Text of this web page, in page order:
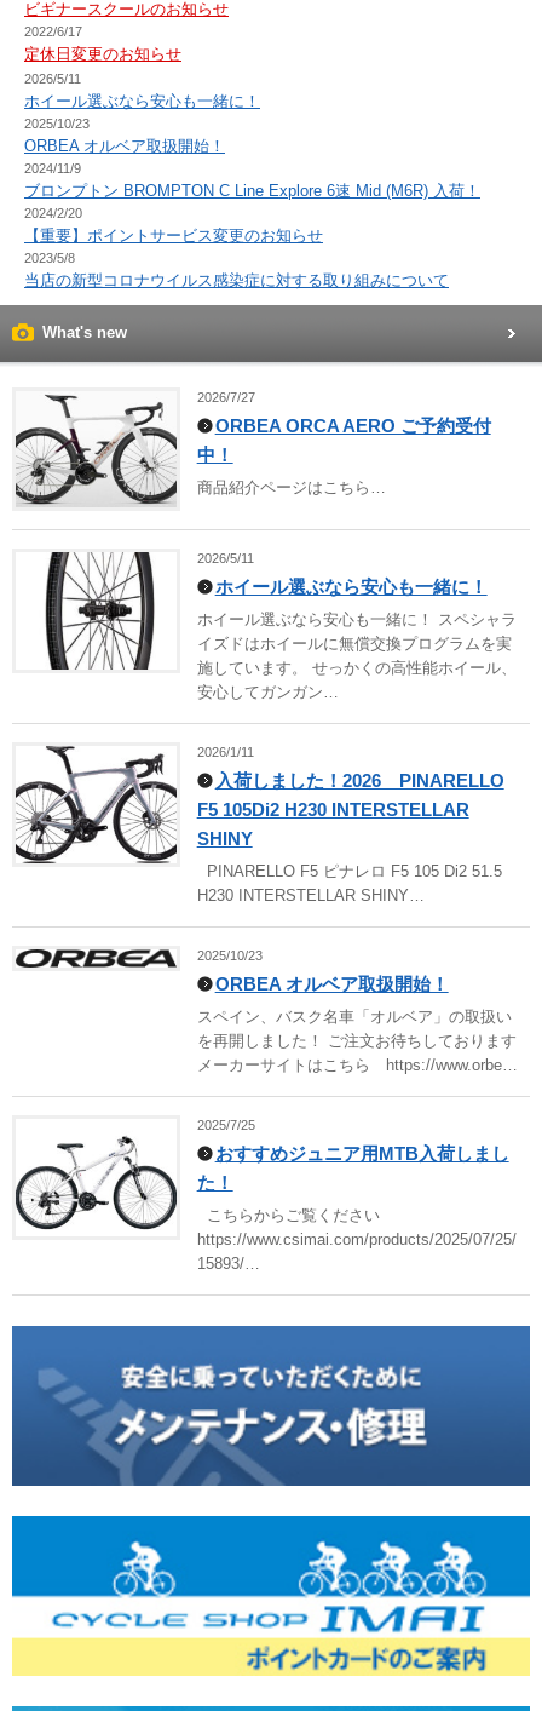
ビギナースクールのお知らせ
2022/6/17
定休日変更のお知らせ
2026/5/11
ホイール選ぶなら安心も一緒に！
2025/10/23
ORBEA オルベア取扱開始！
2024/11/9
ブロンプトン BROMPTON C Line Explore 6速 Mid (M6R) 入荷！
2024/2/20
【重要】ポイントサービス変更のお知らせ
2023/5/8
当店の新型コロナウイルス感染症に対する取り組みについて
What's new
2026/7/27
ORBEA ORCA AERO ご予約受付
中！
商品紹介ページはこちら…
2026/5/11
ホイール選ぶなら安心も一緒に！
ホイール選ぶなら安心も一緒に！ スペシャラ
イズドはホイールに無償交換プログラムを実
施しています。 せっかくの高性能ホイール、
安心してガンガン…
2026/1/11
入荷しました！2026 PINARELLO
F5 105Di2 H230 INTERSTELLAR
SHINY
PINARELLO F5 ピナレロ F5 105 Di2 51.5
H230 INTERSTELLAR SHINY…
2025/10/23
ORBEA オルベア取扱開始！
スペイン、バスク名車「オルベア」の取扱い
を再開しました！ ご注文お待ちしております
メーカーサイトはこちら https://www.orbe…
2025/7/25
おすすめジュニア用MTB入荷しまし
た！
こちらからご覧ください
https://www.csimai.com/products/2025/07/25/
15893/…